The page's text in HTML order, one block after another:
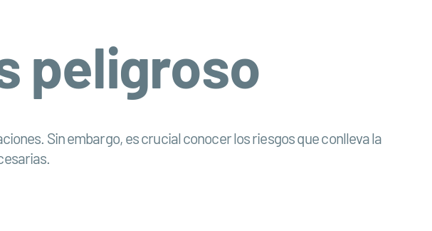
peligroso
Sin embargo, es crucial conocer los riesgos que conlleva la